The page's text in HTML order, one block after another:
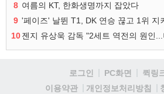
8 여름의 KT, 한화생명까지 잡았다
9 '페이즈' 날뛴 T1, DK 연승 끊고 1위 지
10젠지 유상욱 감독 "2세트 역전의 원인
로그인 PC화면 퀵링
이용약관
개인정보처리방침